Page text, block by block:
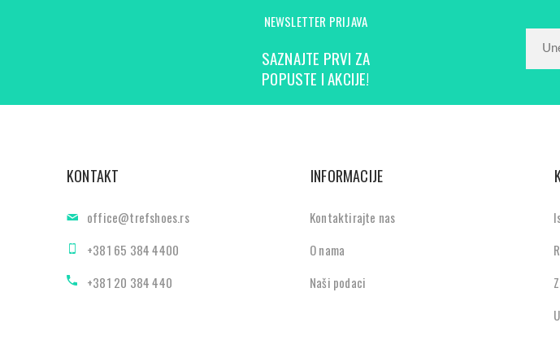
NEWSLETTER PRIJAVA
SAZNAJTE PRVI ZA
POPUSTE I AKCIJE!
KONTAKT
office@trefshoes.rs
+381 65 384 4400
+381 20 384 440
INFORMACIJE
Kontaktirajte nas
O nama
Naši podaci